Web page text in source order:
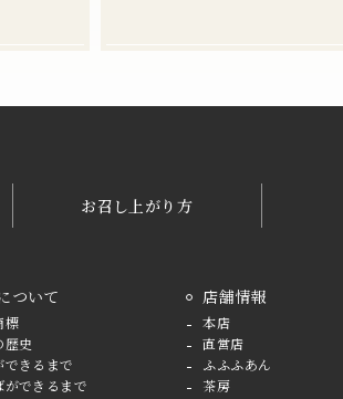
お召し上がり方
ついて
標
歴史
できるまで
ができるまで
店舗情報
本店
直営店
ふふふあん
茶房